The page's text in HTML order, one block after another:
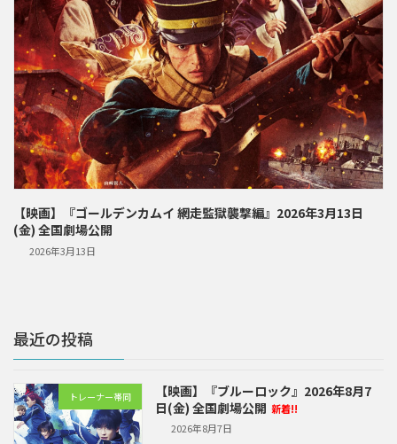
【映画】『ゴールデンカムイ 網走監獄襲撃編』2026年3月13日
(金) 全国劇場公開
2026年3月13日
最近の投稿
トレーナー帯同
【映画】『ブルーロック』2026年8月7
日(金) 全国劇場公開 新着!!
2026年8月7日